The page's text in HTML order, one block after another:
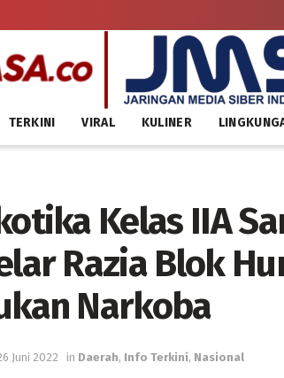
TERKINI VIRAL KULINER
Kelas IIA
Razia Blok
Narkoba
Juni 2022 in Daerah, Info Terkini, Nasional